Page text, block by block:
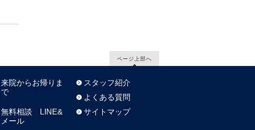
ページ上部へ
来院からお帰りま
で
スタッフ紹介
よくある質問
無料相談 LINE&
メール
サイトマップ